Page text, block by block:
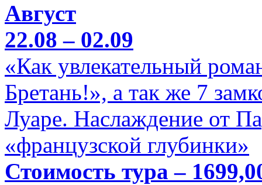
Август
22.08 – 02.09
«Как увлекательный
Бретань!», а так же 7
Луаре. Наслаждение от
«французской глубинки»
Стоимость тура –